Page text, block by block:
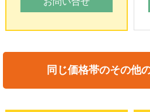
同じ価格帯のその他